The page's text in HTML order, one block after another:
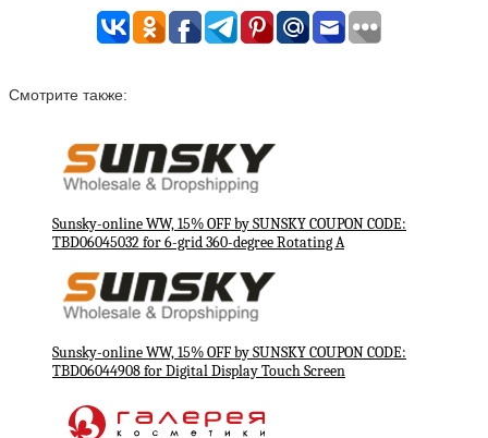
Смотрите также:
Sunsky-online WW, 15% OFF by SUNSKY COUPON CODE:
TBD06045032 for 6-grid 360-degree Rotating A
Sunsky-online WW, 15% OFF by SUNSKY COUPON CODE:
TBD06044908 for Digital Display Touch Screen